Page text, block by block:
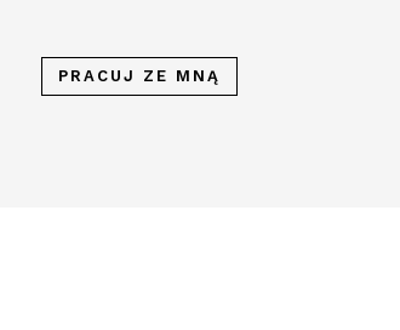
PRACUJ ZE MNĄ